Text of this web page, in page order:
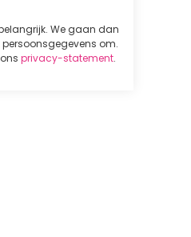
We gaan dan
om.
privacy-statement.